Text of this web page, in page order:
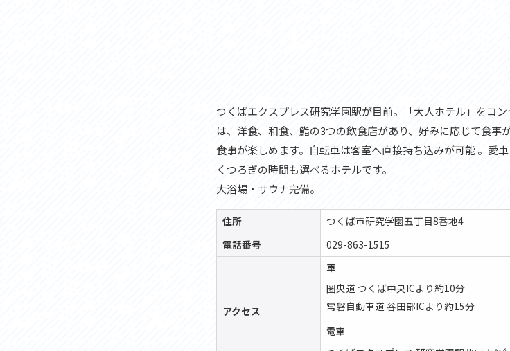
つくばエクスプレス研究学園駅が目前。「大人ホテル」をコ
は、洋食、和食、鮨の3つの飲食店があり、好みに応じて食事
食事が楽しめます。自転車は客室へ直接持ち込みが可能 。愛
くつろぎの時間も選べるホテルです。
大浴場・サウナ完備。
住所
つくば市研究学園五丁目8番地4
電話番号
029-863-1515
アクセス
車
圏央道 つくば中央ICより約10分
常磐自動車道 谷田部ICより約15分
電車